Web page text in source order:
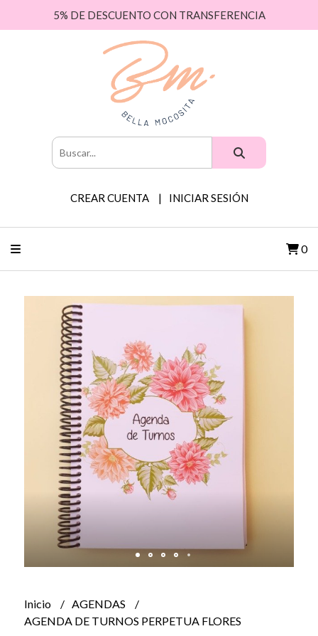
5% DE DESCUENTO CON TRANSFERENCIA
CREAR CUENTA INICIAR SESIÓN
0
Inicio
AGENDAS
AGENDA DE TURNOS PERPETUA FLORES